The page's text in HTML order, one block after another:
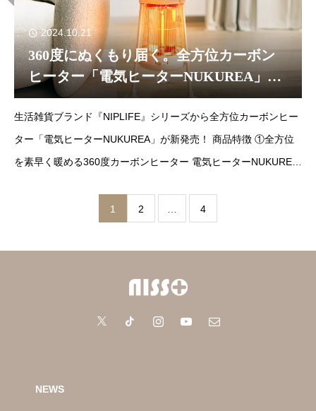
2024.10.21
360度にぬくもり届く。全方位カーボン
ヒーター「電気ヒーターNUKUREA」が
新発売
生活雑貨ブランド『NIPLIFE』シリーズから全方位カーボンヒー
ター「電気ヒーターNUKUREA」が新発売！ 商品特徴 ①全方位
を素早く暖める360度カーボンヒーター 電気ヒーターNUKUREA
1 2 4
NEWS